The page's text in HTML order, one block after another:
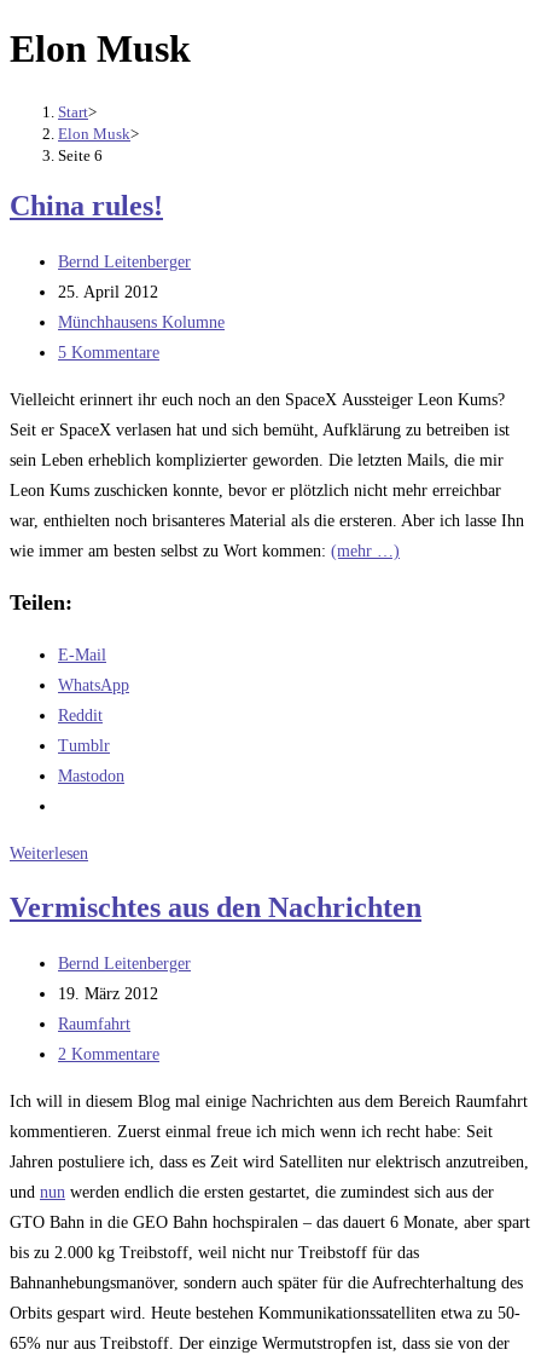
Elon Musk
Start>
Elon Musk>
Seite 6
China rules!
Beitrags-
Autor:
Bernd Leitenberger
Beitrag
veröffentlicht:
25. April 2012
Beitrags-
Kategorie:
Münchhausens Kolumne
Beitrags-
5 Kommentare
Vielleicht erinnert ihr euch noch an den SpaceX Aussteiger Leon Kums?
Seit er SpaceX verlasen hat und sich bemüht, Aufklärung zu betreiben ist
sein Leben erheblich komplizierter geworden. Die letzten Mails, die mir
Leon Kums zuschicken konnte, bevor er plötzlich nicht mehr erreichbar
war, enthielten noch brisanteres Material als die ersteren. Aber ich lasse Ihn
wie immer am besten selbst zu Wort kommen: (mehr …)
Teilen:
E-Mail
WhatsApp
Reddit
Tumblr
Mastodon
Weiterlesen
Vermischtes aus den Nachrichten
Beitrags-
Autor:
Bernd Leitenberger
Beitrag
veröffentlicht:
19. März 2012
Beitrags-
Kategorie:
Raumfahrt
Beitrags-
2 Kommentare
Ich will in diesem Blog mal einige Nachrichten aus dem Bereich Raumfahrt
kommentieren. Zuerst einmal freue ich mich wenn ich recht habe: Seit
Jahren postuliere ich, dass es Zeit wird Satelliten nur elektrisch anzutreiben,
und nun werden endlich die ersten gestartet, die zumindest sich aus der
GTO Bahn in die GEO Bahn hochspiralen – das dauert 6 Monate, aber spart
bis zu 2.000 kg Treibstoff, weil nicht nur Treibstoff für das
Bahnanhebungsmanöver, sondern auch später für die Aufrechterhaltung des
Orbits gespart wird. Heute bestehen Kommunikationssatelliten etwa zu 50-
65% nur aus Treibstoff. Der einzige Wermutstropfen ist, dass sie von der